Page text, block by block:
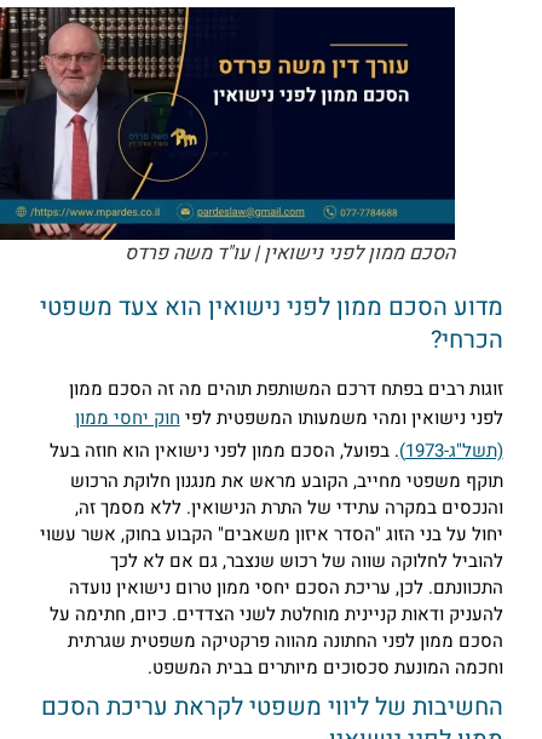
הסכם ממון לפני נישואין | עו"ד משה פרדס
הסכם ממון לפני נישואין הוא צעד משפטי
רבים בפתח דרכם המשותפת תוהים מה זה הסכם ממון
נישואין ומהי משמעותו המשפטית לפיחוק יחסי ממון
1973)
. בפועל, הסכם ממון לפני נישואין הוא חוזה בעל
משפטי מחייב, הקובע מראש את מנגנון חלוקת הרכוש
במקרה עתידי של התרת הנישואין. ללא מסמך זה,
על בני הזוג "הסדר איזון משאבים" הקבוע בחוק, אשר עשוי
לחלוקה שווה של רכוש שנצבר, גם אם לא לכך
לכן, עריכת הסכם יחסי ממון טרום נישואין נועדה
ודאות קניינית מוחלטת לשני הצדדים. כיום, חתימה על
ממון לפני החתונה מהווה פרקטיקה משפטית שגרתית
המונעת סכסוכים מיותרים בבית המשפט.
של ליווי משפטי לקראת עריכת הסכם